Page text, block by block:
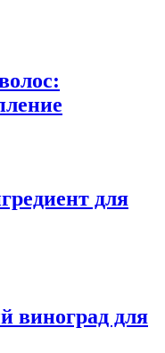
для
виноград для